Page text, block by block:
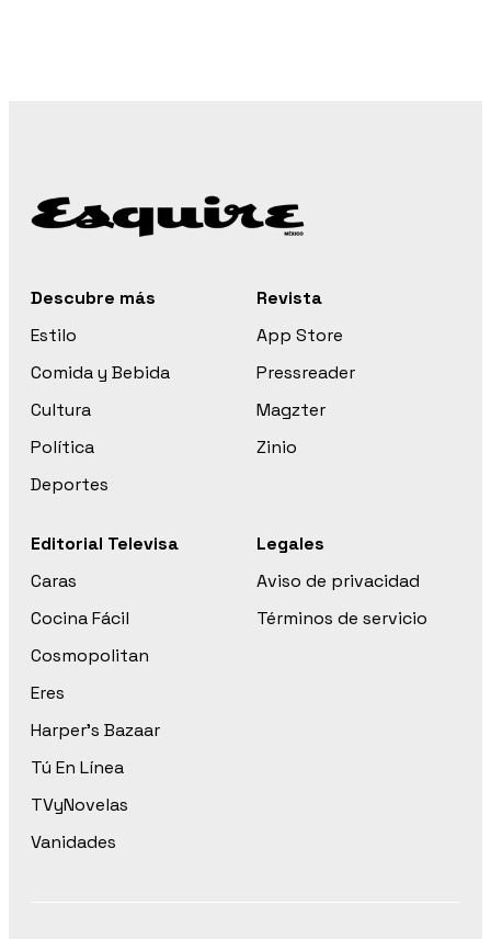
Descubre más
Estilo
Comida y Bebida
Cultura
Política
Deportes
Revista
App Store
Pressreader
Magzter
Zinio
Editorial Televisa
Caras
Cocina Fácil
Cosmopolitan
Eres
Harper’s Bazaar
Tú En Línea
TVyNovelas
Vanidades
Legales
Aviso de privacidad
Términos de servicio